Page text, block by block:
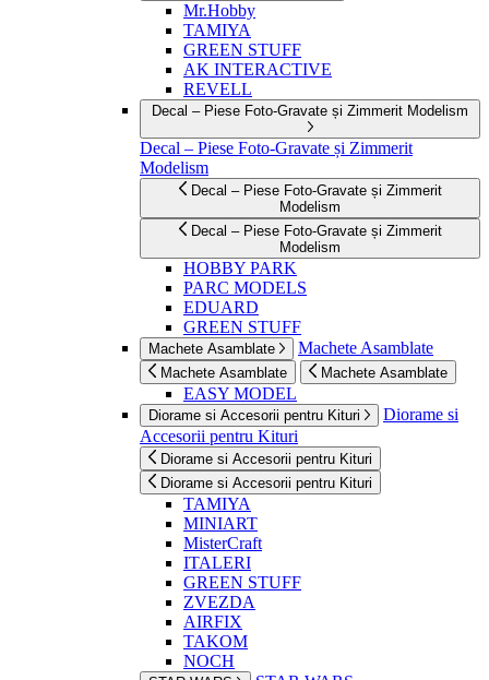
Mr.Hobby
TAMIYA
GREEN STUFF
AK INTERACTIVE
REVELL
Decal – Piese Foto-Gravate și Zimmerit Modelism
Decal – Piese Foto-Gravate și Zimmerit
Modelism
Decal – Piese Foto-Gravate și Zimmerit
Modelism
Decal – Piese Foto-Gravate și Zimmerit
Modelism
HOBBY PARK
PARC MODELS
EDUARD
GREEN STUFF
Machete Asamblate Machete Asamblate
Machete Asamblate Machete Asamblate
EASY MODEL
Diorame si Accesorii pentru Kituri
Diorame si
Accesorii pentru Kituri
Diorame si Accesorii pentru Kituri
Diorame si Accesorii pentru Kituri
TAMIYA
MINIART
MisterCraft
ITALERI
GREEN STUFF
ZVEZDA
AIRFIX
TAKOM
NOCH